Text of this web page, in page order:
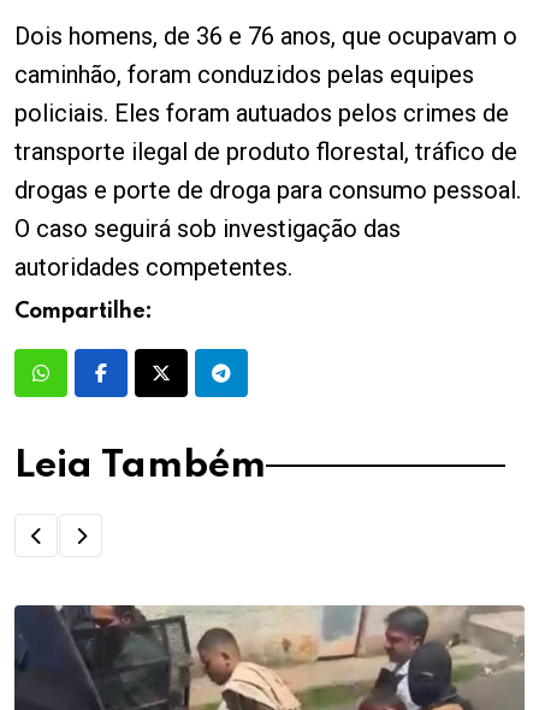
Dois homens, de 36 e 76 anos, que ocupavam o
caminhão, foram conduzidos pelas equipes
policiais. Eles foram autuados pelos crimes de
transporte ilegal de produto florestal, tráfico de
drogas e porte de droga para consumo pessoal.
O caso seguirá sob investigação das
autoridades competentes.
Compartilhe:
Leia Também